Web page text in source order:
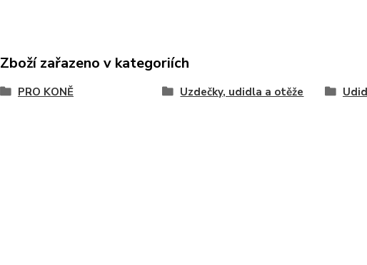
Zboží zařazeno v kategoriích
PRO KONĚ Uzdečky, udidla a otěže